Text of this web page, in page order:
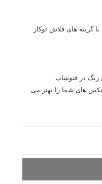
گزینه های فلاش توکار
عکس های شما را بهتر می